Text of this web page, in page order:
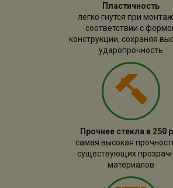
Пластичность
легко гнутся при
соответствии с
конструкции, сохраняя
ударопрочность
Прочнее стекла в 250
самая высокая
существующих
материалов